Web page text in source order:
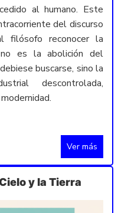
al humano. Este
del discurso
filósofo reconocer la
es la abolición del
buscarse, sino la
descontrolada,
Ver más
y la Tierra